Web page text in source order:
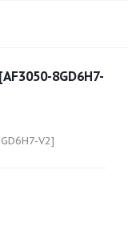
8GD6H7-
V2]